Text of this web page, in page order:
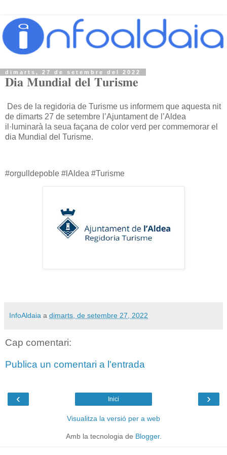
dimarts, 27 de setembre del 2022
𝐃𝐢𝐚 𝐌𝐮𝐧𝐝𝐢𝐚𝐥 𝐝𝐞𝐥 𝐓𝐮𝐫𝐢𝐬𝐦𝐞
Des de la regidoria de Turisme us informem que aquesta nit
de dimarts 27 de setembre l’Ajuntament de l’Aldea
il·luminarà la seua façana de color verd per commemorar el
dia Mundial del Turisme.
#orgulldepoble #lAldea #Turisme
InfoAldaia a dimarts, de setembre 27, 2022
Cap comentari:
Publica un comentari a l'entrada
‹ ›
Inici
Visualitza la versió per a web
Amb la tecnologia de Blogger.